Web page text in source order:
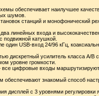
обеспечивает наилучшее
шумов.
станций и монофонический
линейных входа и
подвижной катушкой.
USB-вход 24/96 кГц,
дискретный усилитель класса A/
уровне громкости.
цифровые входы
обеспечивают знакомый способ
дисплей с 3 уровнями регулировки